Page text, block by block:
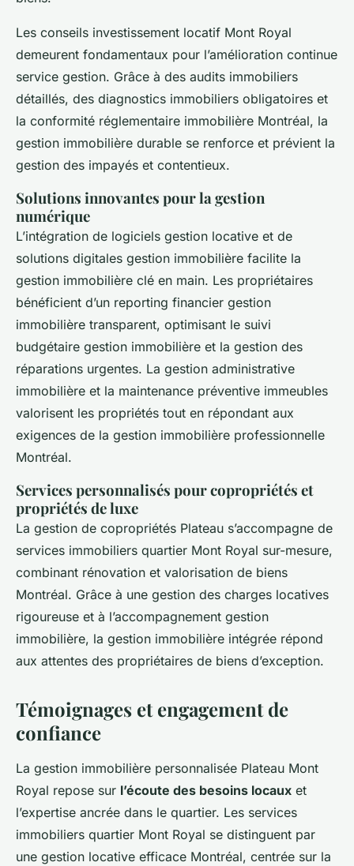
Les conseils investissement locatif Mont Royal
demeurent fondamentaux pour l’amélioration continue
service gestion. Grâce à des audits immobiliers
détaillés, des diagnostics immobiliers obligatoires et
la conformité réglementaire immobilière Montréal, la
gestion immobilière durable se renforce et prévient la
gestion des impayés et contentieux.
Solutions innovantes pour la gestion
numérique
L’intégration de logiciels gestion locative et de
solutions digitales gestion immobilière facilite la
gestion immobilière clé en main. Les propriétaires
bénéficient d’un reporting financier gestion
immobilière transparent, optimisant le suivi
budgétaire gestion immobilière et la gestion des
réparations urgentes. La gestion administrative
immobilière et la maintenance préventive immeubles
valorisent les propriétés tout en répondant aux
exigences de la gestion immobilière professionnelle
Montréal.
Services personnalisés pour copropriétés et
propriétés de luxe
La gestion de copropriétés Plateau s’accompagne de
services immobiliers quartier Mont Royal sur-mesure,
combinant rénovation et valorisation de biens
Montréal. Grâce à une gestion des charges locatives
rigoureuse et à l’accompagnement gestion
immobilière, la gestion immobilière intégrée répond
aux attentes des propriétaires de biens d’exception.
Témoignages et engagement de
confiance
La gestion immobilière personnalisée Plateau Mont
Royal repose sur l’écoute des besoins locaux et
l’expertise ancrée dans le quartier. Les services
immobiliers quartier Mont Royal se distinguent par
une gestion locative efficace Montréal, centrée sur la